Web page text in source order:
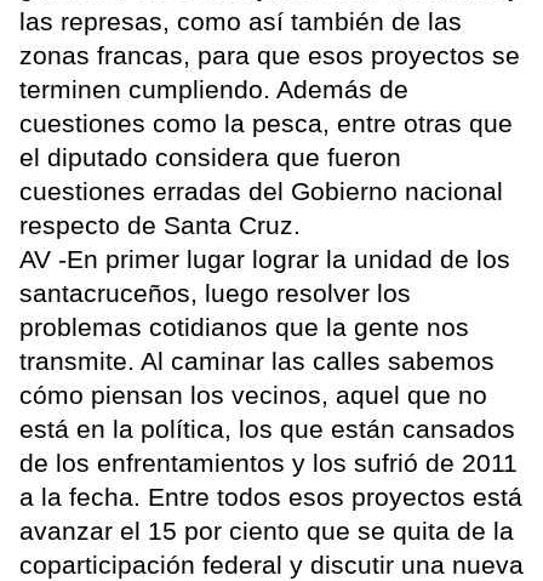
las represas, como así también de las
zonas francas, para que esos proyectos se
terminen cumpliendo. Además de
cuestiones como la pesca, entre otras que
el diputado considera que fueron
cuestiones erradas del Gobierno nacional
respecto de Santa Cruz.
AV -En primer lugar lograr la unidad de los
santacruceños, luego resolver los
problemas cotidianos que la gente nos
transmite. Al caminar las calles sabemos
cómo piensan los vecinos, aquel que no
está en la política, los que están cansados
de los enfrentamientos y los sufrió de 2011
a la fecha. Entre todos esos proyectos está
avanzar el 15 por ciento que se quita de la
coparticipación federal y discutir una nueva